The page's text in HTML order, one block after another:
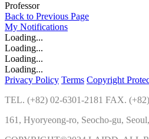
Professor
Back to Previous Page
My Notifications
Loading...
Loading...
Loading...
Loading...
Privacy Policy Terms Copyright
TEL. (+82) 02-6301-2181 FAX.
161, Hyoryeong-ro, Seocho-gu,